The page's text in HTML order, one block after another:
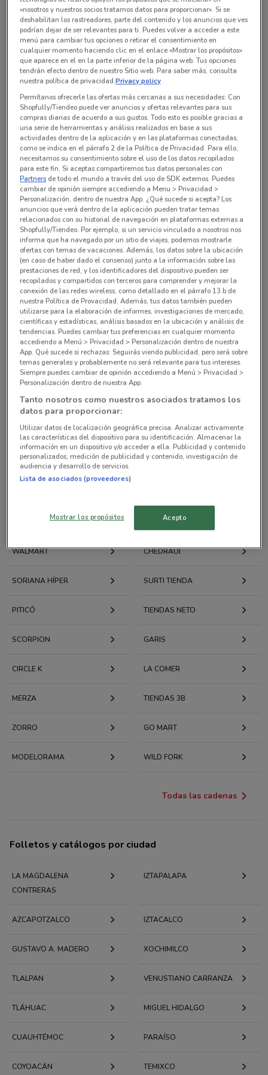
En este momento no hay ofertas vigentes
Sucursales Tiendas 3B alrededor
Av. Coyoacán 425 Benito Juárez
481 m
ABIERTO
Avenida Coyoacán No 896 Benito Juarez
732 m
ABIERTO
Porfirio Diaz s/n Ciudad De México
982 m
Porfirio Diaz s/n Cdmx
982 m
Gabriel Mancera No 154 Cdmx
1.2 km
ABIERTO
Todas las tiendas Tiendas 3B
Ofertas de las cadenas de Supermercados
WALMART CHEDRAUI
SORIANA HÍPER SURTI TIENDA
PITICÓ TIENDAS NETO
SCORPION GARIS
CIRCLE K LA COMER
MERZA TIENDAS 3B
ZORRO GO MART
MODELORAMA WILD FORK
Todas las cadenas
Folletos y catálogos por ciudad
LA MAGDALENA
CONTRERAS
IZTAPALAPA
AZCAPOTZALCO IZTACALCO
GUSTAVO A. MADERO XOCHIMILCO
TLALPAN VENUSTIANO CARRANZA
TLÁHUAC MIGUEL HIDALGO
CUAUHTÉMOC PARAÍSO
COYOACÁN TEMIXCO
«nosotros y nuestros socios tratamos datos para proporcionar». Si se
deshabilitan los rastreadores, parte del contenido y los anuncios que ves
podrían dejar de ser relevantes para ti. Puedes volver a acceder a este
menú para cambiar tus opciones o retirar el consentimiento en
cualquier momento haciendo clic en el enlace «Mostrar los propósitos»
que aparece en el en la parte inferior de la página web. Tus opciones
tendrán efecto dentro de nuestro Sitio web. Para saber más, consulta
nuestra política de privacidad.Privacy policy
Permítanos ofrecerle las ofertas más cercanas a sus necesidades: Con
Shopfully/Tiendeo puede ver anuncios y ofertas relevantes para sus
compras diarias de acuerdo a sus gustos. Todo esto es posible gracias a
una serie de herramientas y análisis realizados en base a sus
actividades dentro de la aplicación y en las plataformas conectadas,
como se indica en el párrafo 2 de la Política de Privacidad. Para ello,
necesitamos su consentimiento sobre el uso de los datos recopilados
para este fin. Si aceptas compartiremos tus datos personales con
Partners de todo el mundo a través del uso de SDK externos. Puedes
cambiar de opinión siempre accediendo a Menu > Privacidad >
Personalización, dentro de nuestra App. ¿Qué sucede si acepta? Los
anuncios que verá dentro de la aplicación pueden tratar temas
relacionados con su historial de navegación en plataformas externas a
Shopfully/Tiendeo. Por ejemplo, si un servicio vinculado a nosotros nos
informa que ha navegado por un sitio de viajes, podemos mostrarle
ofertas con temas de vacaciones. Además, los datos sobre la ubicación
(en caso de haber dado el consenso) junto a la información sobre las
prestaciones de red, y los identificadores del dispositivo pueden ser
recopilados y compartidos con terceros para comprender y mejorar la
conexión de las redes wireless, como detallado en el párrafo 13.b de
nuestra Política de Provacidad. Además, tus datos también pueden
utilizarse para la elaboración de informes, investigaciones de mercado,
científicas y estadísticas, análisis basados en la ubicación y análisis de
tendencias. Puedes cambiar tus preferencias en cualquier momento
accediendo a Menú > Privacidad > Personalización dentro de nuestra
App. Qué sucede si rechazas: Seguirás viendo publicidad, pero será sobre
temas generales y probablemente no será relevante para tus intereses.
Siempre puedes cambiar de opinión accediendo a Menú > Privacidad >
Personalización dentro de nuestra App.
Tanto nosotros como nuestros asociados tratamos los
datos para proporcionar:
Utilizar datos de localización geográfica precisa. Analizar activamente
las características del dispositivo para su identificación. Almacenar la
información en un dispositivo y/o acceder a ella. Publicidad y contenido
personalizados, medición de publicidad y contenido, investigación de
audiencia y desarrollo de servicios.
Lista de asociados (proveedores)
Mostrar los propósitos Acepto